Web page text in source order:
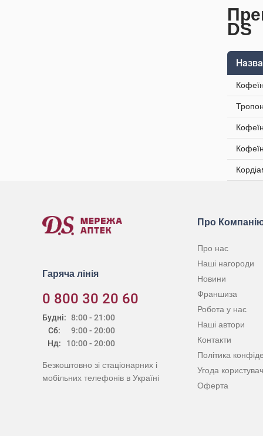
DS
Назва
Гаряча лінія
0 800 30 20 60
Будні:
Сб:
Нд:
8:00 - 21:00
9:00 - 20:00
10:00 - 20:00
Безкоштовно зі стаціонарних і
мобільних телефонів в Україні
Про
Про нас
Наші нагороди
Новини
Франшиза
Робота у нас
Наші автори
Контакти
Політика
Угода
Оферта